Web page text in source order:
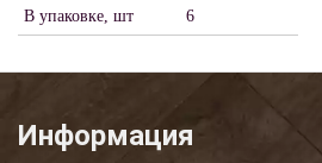
В упаковке, шт 6
Информация